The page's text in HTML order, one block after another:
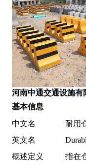
河南中通交通设施有
基本信息
中文名
耐用
英文名
概述定义
指在